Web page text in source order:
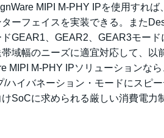
MIPI M-PHY IPを使用すれ
ーフェイスを実装できる。また
GEAR1、GEAR2、GEAR3モー
域幅のニーズに適宜対応して、以
MIPI M-PHY IPソリューションな
/ハイバネーション・モードにスピ
SoCに求められる厳しい消費電力